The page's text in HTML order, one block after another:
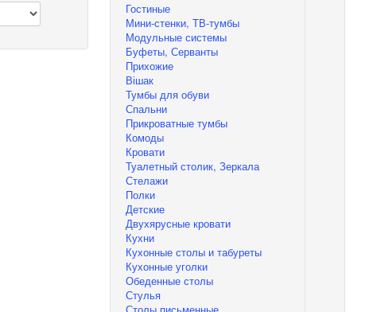
Гостиные
Мини-стенки, ТВ-тумбы
Модульные системы
Буфеты, Серванты
Прихожие
Вішак
Тумбы для обуви
Спальни
Прикроватные тумбы
Комоды
Кровати
Туалетный столик, Зеркала
Стелажи
Полки
Детские
Двухярусные кровати
Кухни
Кухонные столы и табуреты
Кухонные уголки
Обеденные столы
Стулья